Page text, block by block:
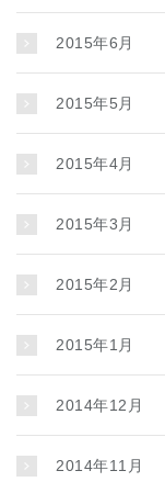
2015年6月
2015年5月
2015年4月
2015年3月
2015年2月
2015年1月
2014年12月
2014年11月